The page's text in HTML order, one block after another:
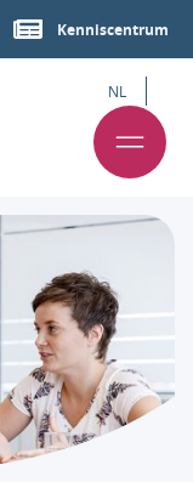
Kenniscentrum
NL